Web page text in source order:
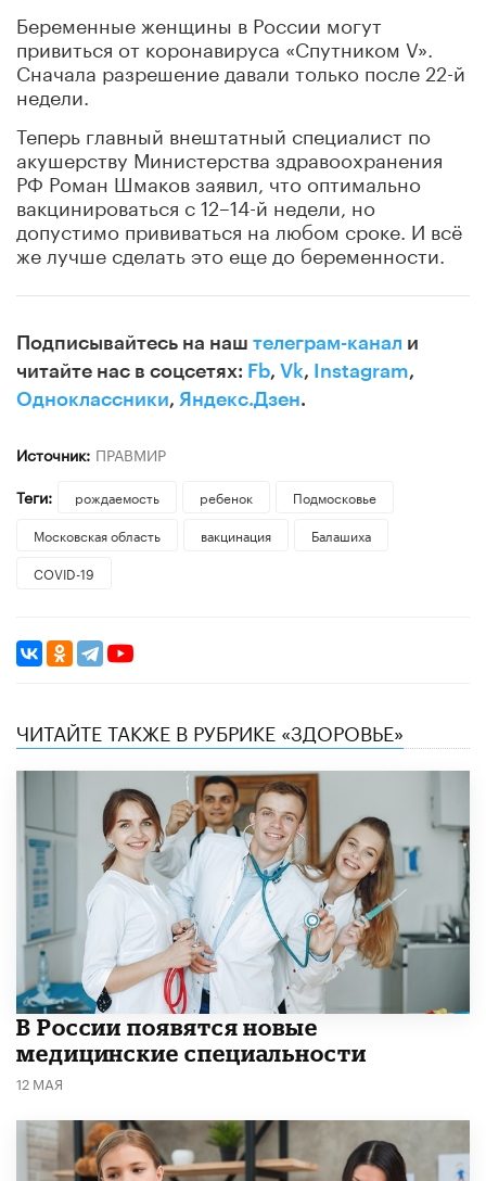
Беременные женщины в России могут
привиться от коронавируса «Спутником V».
Сначала разрешение давали только после 22-й
недели.
Теперь главный внештатный специалист по
акушерству Министерства здравоохранения
РФ Роман Шмаков заявил, что оптимально
вакцинироваться с 12–14-й недели, но
допустимо прививаться на любом сроке. И всё
же лучше сделать это еще до беременности.
Подписывайтесь на наш телеграм-канал и
читайте нас в соцсетях: Fb, Vk, Instagram,
Одноклассники, Яндекс.Дзен.
Источник: ПРАВМИР
Теги:
рождаемость ребенок
Подмосковье
Московская область
вакцинация
Балашиха
COVID-19
ЧИТАЙТЕ ТАКЖЕ В РУБРИКЕ «ЗДОРОВЬЕ»
В России появятся новые
медицинские специальности
12 МАЯ